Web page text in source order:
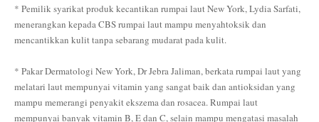
* Pemilik syarikat produk kecantikan rumpai laut New York, Lydia Sarfati,
menerangkan kepada CBS rumpai laut mampu menyahtoksik dan
mencantikkan kulit tanpa sebarang mudarat pada kulit.
* Pakar Dermatologi New York, Dr Jebra Jaliman, berkata rumpai laut yang
melatari laut mempunyai vitamin yang sangat baik dan antioksidan yang
mampu memerangi penyakit ekszema dan rosacea. Rumpai laut
mempunyai banyak vitamin B, E dan C, selain mampu mengatasi masalah